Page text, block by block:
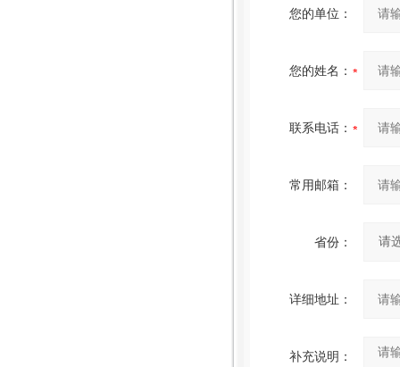
您的单位：
您的姓名：
联系电话：
常用邮箱：
省份：
详细地址：
补充说明：